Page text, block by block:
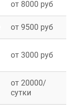
от 8000 руб
от 9500 руб
от 3000 руб
от 20000/
сутки